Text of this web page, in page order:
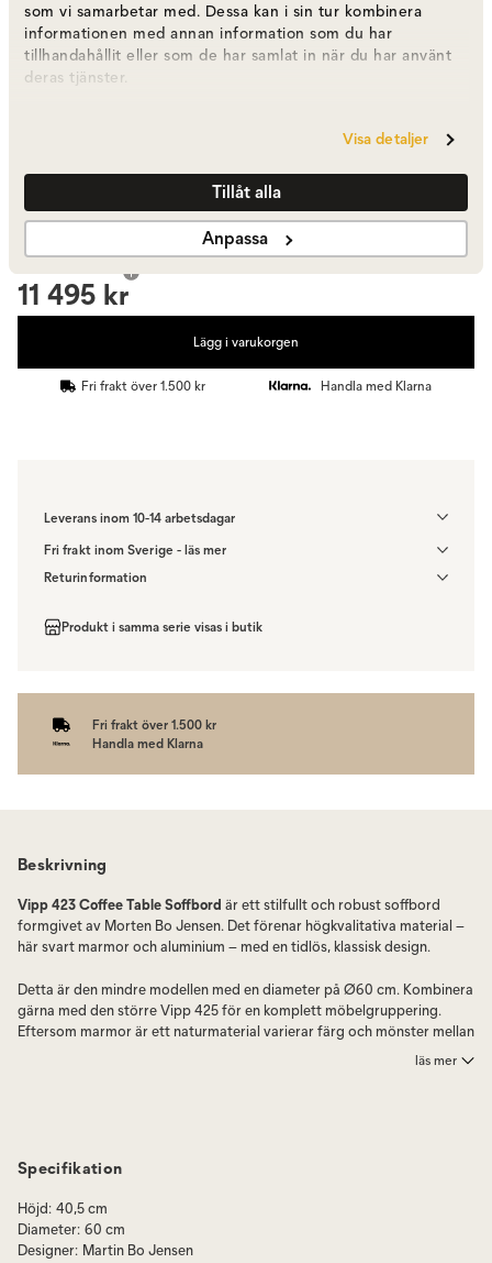
som vi samarbetar med. Dessa kan i sin tur kombinera
informationen med annan information som du har
tillhandahållit eller som de har samlat in när du har använt
deras tjänster.
Visa detaljer
Tillåt alla
Anpassa
Marmor | Sky Grey
Marmor | Pietra Grey 11 495 kr
11 495 kr
Lägg i varukorgen
Fri frakt över 1.500 kr Handla med Klarna
Leverans inom 10-14 arbetsdagar
Fri frakt inom Sverige - läs mer
Denna vara skickas till din port/tomtgräns. Innan leverans blir du
ihop med andra produkter skickas hela ordern tillsammans.
Returinformation
enligtdistansavtalslagen.
Produkt i samma serie visas i butik
Fri frakt över 1.500 kr
Handla med Klarna
Beskrivning
Vipp 423 Coffee Table Soffbord är ett stilfullt och robust soffbord
formgivet av Morten Bo Jensen. Det förenar högkvalitativa material –
här svart marmor och aluminium – med en tidlös, klassisk design.
Detta är den mindre modellen med en diameter på Ø60 cm. Kombinera
gärna med den större Vipp 425 för en komplett möbelgruppering.
Eftersom marmor är ett naturmaterial varierar färg och mönster mellan
soffbord står på tre ben av pulverlackerat aluminium och finns i två
storlekar, 90 och 60 cm i diameter. För att skapa en harmonisk look, kan
du överväga att kombinera båda storlekarna. Observera att då
marmor är ett naturmaterial och stenen tas från olika områden så
läs mer
Specifikation
Höjd: 40,5 cm
Diameter: 60 cm
Designer: Martin Bo Jensen